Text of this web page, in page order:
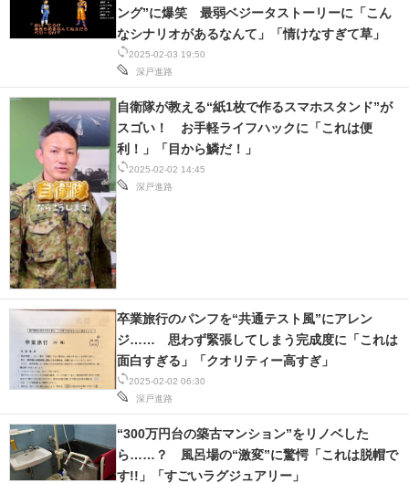
2025-02-03 19:50
深戸進路
ング”に爆笑 最弱ベジータストーリーに「こん
なシナリオがあるなんて」「情けなすぎて草」
2025-02-02 14:45
深戸進路
自衛隊が教える“紙1枚で作るスマホスタンド”が
スゴい！ お手軽ライフハックに「これは便
利！」「目から鱗だ！」
2025-02-02 06:30
深戸進路
卒業旅行のパンフを“共通テスト風”にアレン
ジ…… 思わず緊張してしまう完成度に「これは
面白すぎる」「クオリティー高すぎ」
“300万円台の築古マンション”をリノベした
ら……？ 風呂場の“激変”に驚愕「これは脱帽で
す!!」「すごいラグジュアリー」